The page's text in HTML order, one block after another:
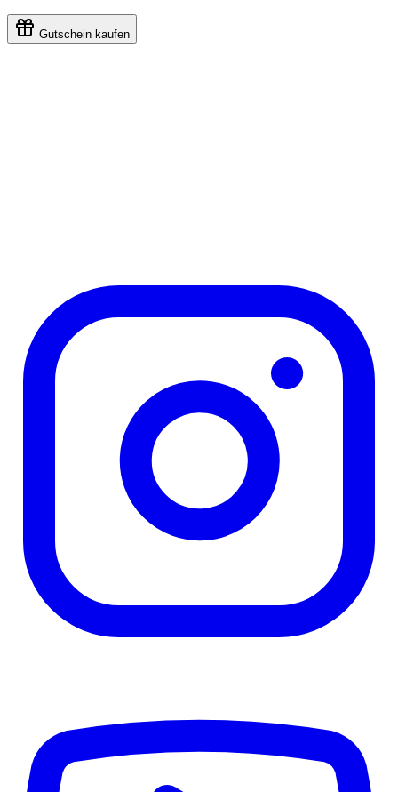
Gutschein kaufen